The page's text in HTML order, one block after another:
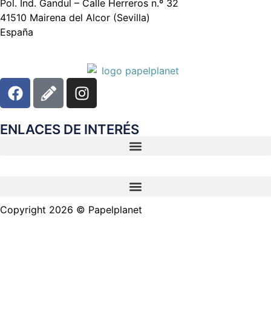
Pol. Ind. Gandul – Calle Herreros n.º 32
41510 Mairena del Alcor (Sevilla)
España
ENLACES DE INTERÉS
Copyright 2026 © Papelplanet